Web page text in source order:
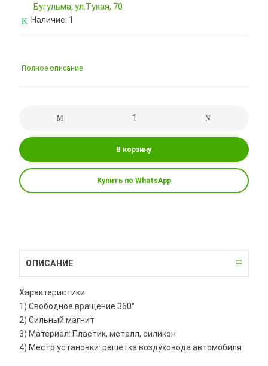
Бугульма, ул.Тукая, 70
Наличие: 1
Полное описание
В корзину
Купить по WhatsApp
ОПИСАНИЕ
Характеристики:
1) Свободное вращение 360°
2) Сильный магнит
3) Материал: Пластик, металл, силикон
4) Место установки: решетка воздуховода автомобиля